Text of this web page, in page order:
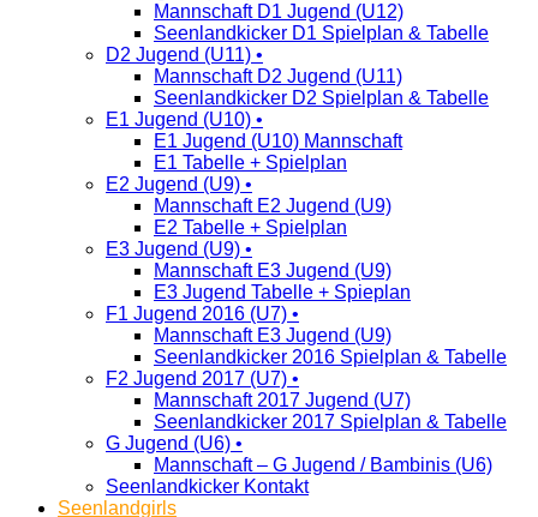
Mannschaft D1 Jugend (U12)
Seenlandkicker D1 Spielplan & Tabelle
D2 Jugend (U11) •
Mannschaft D2 Jugend (U11)
Seenlandkicker D2 Spielplan & Tabelle
E1 Jugend (U10) •
E1 Jugend (U10) Mannschaft
E1 Tabelle + Spielplan
E2 Jugend (U9) •
Mannschaft E2 Jugend (U9)
E2 Tabelle + Spielplan
E3 Jugend (U9) •
Mannschaft E3 Jugend (U9)
E3 Jugend Tabelle + Spieplan
F1 Jugend 2016 (U7) •
Mannschaft E3 Jugend (U9)
Seenlandkicker 2016 Spielplan & Tabelle
F2 Jugend 2017 (U7) •
Mannschaft 2017 Jugend (U7)
Seenlandkicker 2017 Spielplan & Tabelle
G Jugend (U6) •
Mannschaft – G Jugend / Bambinis (U6)
Seenlandkicker Kontakt
Seenlandgirls